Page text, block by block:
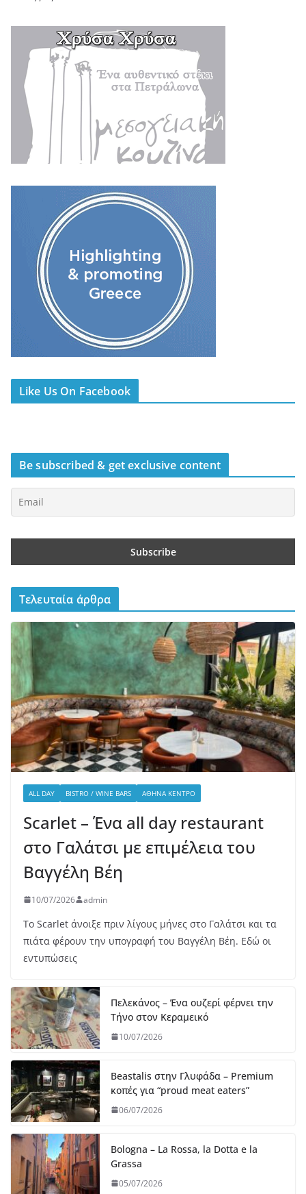
Like Us On Facebook
Be subscribed & get exclusive content
Τελευταία άρθρα
ALL DAY BISTRO / WINE BARS ΑΘΉΝΑ ΚΈΝΤΡΟ
Scarlet – Ένα all day restaurant
στο Γαλάτσι με επιμέλεια του
Βαγγέλη Βέη
10/07/2026 admin
Το Scarlet άνοιξε πριν λίγους μήνες στο Γαλάτσι και τα
πιάτα φέρουν την υπογραφή του Βαγγέλη Βέη. Εδώ οι
εντυπώσεις
Πελεκάνος – Ένα ουζερί φέρνει την
Τήνο στον Κεραμεικό
10/07/2026
Beastalis στην Γλυφάδα – Premium
κοπές για “proud meat eaters”
06/07/2026
Bologna – La Rossa, la Dotta e la
Grassa
05/07/2026